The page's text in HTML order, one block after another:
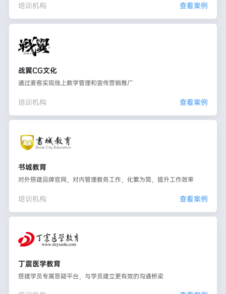
培训机构 查看案例
战翼CG文化
通过麦客实现线上教学管理和宣传营销推广
培训机构 查看案例
书城教育
对外搭建品牌官网，对内管理教务工作，化繁为简，提升工作效率
培训机构 查看案例
丁震医学教育
搭建学员专属答疑平台，与学员建立更有效的沟通桥梁